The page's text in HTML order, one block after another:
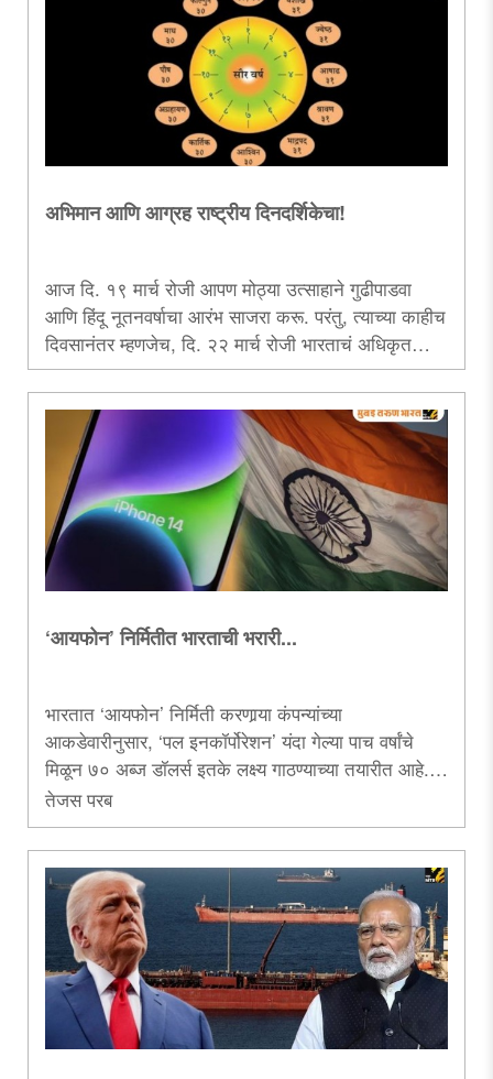
अभिमान आणि आग्रह राष्ट्रीय दिनदर्शिकेचा!
आज दि. १९ मार्च रोजी आपण मोठ्या उत्साहाने गुढीपाडवा
आणि हिंदू नूतनवर्षाचा आरंभ साजरा करू. परंतु, त्याच्या काहीच
दिवसानंतर म्हणजेच, दि. २२ मार्च रोजी भारताचं अधिकृत
नववर्ष सुरू होईल. अर्थात, भारतीय ‘राष्ट्रीय दिनदर्शिके’प्रमाणे!
त्याविषयी.....
‘आयफोन’ निर्मितीत भारताची भरारी...
भारतात ‘आयफोन’ निर्मिती करणार्‍या कंपन्यांच्या
आकडेवारीनुसार, ‘पल इनकॉर्पोरेशन’ यंदा गेल्या पाच वर्षांचे
मिळून ७० अब्ज डॉलर्स इतके लक्ष्य गाठण्याच्या तयारीत आहे.
एकेकाळी चीनला पर्याय म्हणून पाहिला जाणारा भारत आता
‘आयफोन निर्मितीचा हब’ बनत चालला आहे, त्याचेच हे
आकलन.....
तेजस परब